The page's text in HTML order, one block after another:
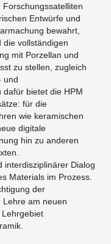
Entwürfe und
bewahrt,
die vollständigen
mit Porzellan und
zu stellen, zugleich
und
bietet die HPM
für die
wie keramischen
digitale
hin zu anderen
interdisziplinärer Dialog
Materials im Prozess.
der
Lehre am neuen